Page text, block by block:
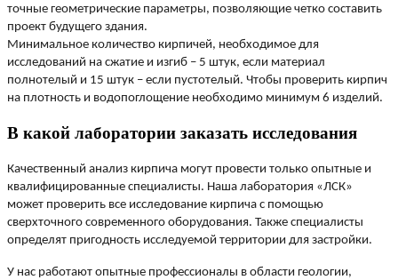
точные геометрические параметры, позволяющие четко составить
проект будущего здания.
Минимальное количество кирпичей, необходимое для
исследований на сжатие и изгиб – 5 штук, если материал
полнотелый и 15 штук – если пустотелый. Чтобы проверить кирпич
на плотность и водопоглощение необходимо минимум 6 изделий.
В какой лаборатории заказать исследования
Качественный анализ кирпича могут провести только опытные и
квалифицированные специалисты. Наша лаборатория «ЛСК»
может проверить все исследование кирпича с помощью
сверхточного современного оборудования. Также специалисты
определят пригодность исследуемой территории для застройки.
У нас работают опытные профессионалы в области геологии,